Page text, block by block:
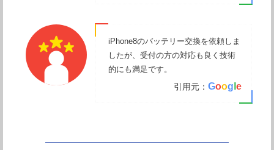
iPhone8のバッテリー交換を依頼しま
したが、受付の方の対応も良く技術
的にも満足です。
引用元： Goog e